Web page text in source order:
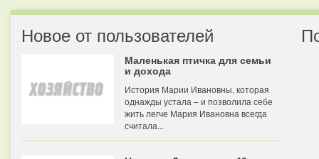
Новое от пользователей
Маленькая птичка для семьи
и дохода
История Марии Ивановны, которая
однажды устала – и позволила себе
жить легче Мария Ивановна всегда
считала...